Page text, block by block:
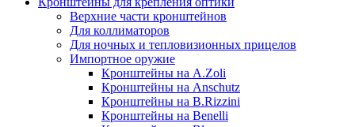
Верхние части кронштейнов
Для коллиматоров
Для ночных и тепловизионных прицелов
Импортное оружие
Кронштейны на A.Zoli
Кронштейны на Anschutz
Кронштейны на B.Rizzini
Кронштейны на Benelli